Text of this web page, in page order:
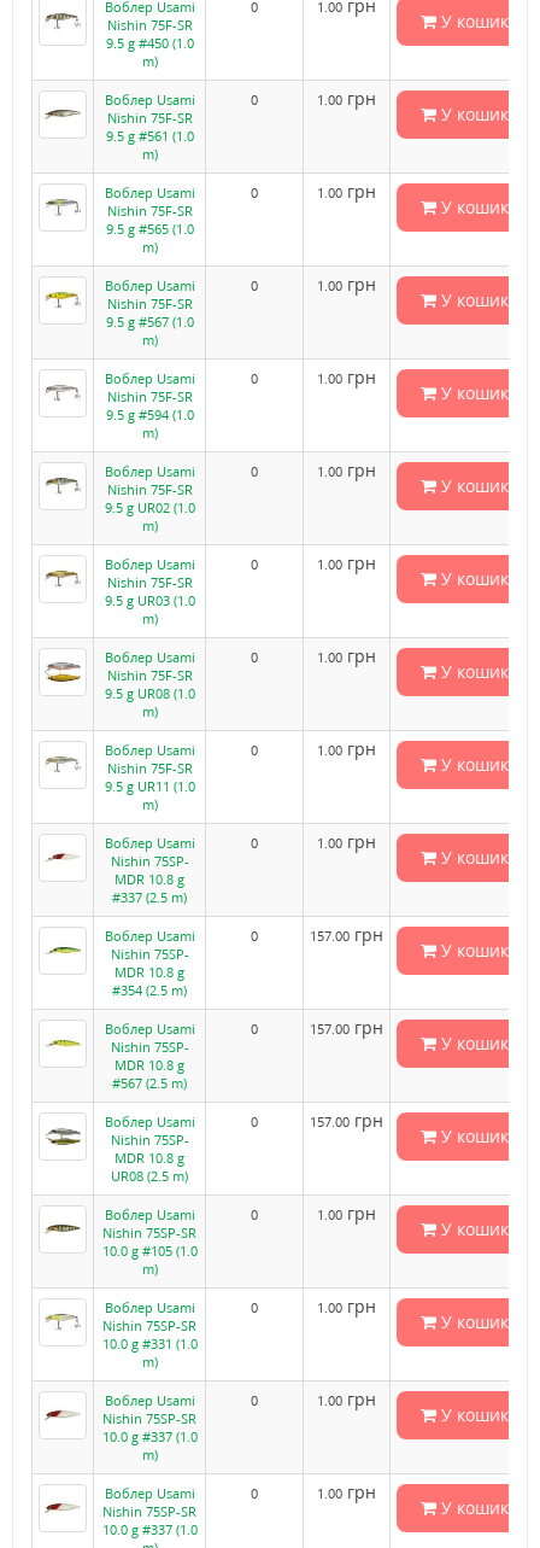
Воблер Usami
Nishin 75F-SR
9.5 g #450 (1.0
m)
0 1.00 грн
У кошик
Воблер Usami
Nishin 75F-SR
9.5 g #561 (1.0
m)
0 1.00 грн
У кошик
Воблер Usami
Nishin 75F-SR
9.5 g #565 (1.0
m)
0 1.00 грн
У кошик
Воблер Usami
Nishin 75F-SR
9.5 g #567 (1.0
m)
0 1.00 грн
У кошик
Воблер Usami
Nishin 75F-SR
9.5 g #594 (1.0
m)
0 1.00 грн
У кошик
Воблер Usami
Nishin 75F-SR
9.5 g UR02 (1.0
m)
0 1.00 грн
У кошик
Воблер Usami
Nishin 75F-SR
9.5 g UR03 (1.0
m)
0 1.00 грн
У кошик
Воблер Usami
Nishin 75F-SR
9.5 g UR08 (1.0
m)
0 1.00 грн
У кошик
Воблер Usami
Nishin 75F-SR
9.5 g UR11 (1.0
m)
0 1.00 грн
У кошик
Воблер Usami
Nishin 75SP-
MDR 10.8 g
#337 (2.5 m)
0 1.00 грн
У кошик
Воблер Usami
Nishin 75SP-
MDR 10.8 g
#354 (2.5 m)
0 157.00 грн
У кошик
Воблер Usami
Nishin 75SP-
MDR 10.8 g
#567 (2.5 m)
0 157.00 грн
У кошик
Воблер Usami
Nishin 75SP-
MDR 10.8 g
UR08 (2.5 m)
0 157.00 грн
У кошик
Воблер Usami
Nishin 75SP-SR
10.0 g #105 (1.0
m)
0 1.00 грн
У кошик
Воблер Usami
Nishin 75SP-SR
10.0 g #331 (1.0
m)
0 1.00 грн
У кошик
Воблер Usami
Nishin 75SP-SR
10.0 g #337 (1.0
m)
0 1.00 грн
У кошик
Воблер Usami
Nishin 75SP-SR
10.0 g #337 (1.0
0 1.00 грн
У кошик